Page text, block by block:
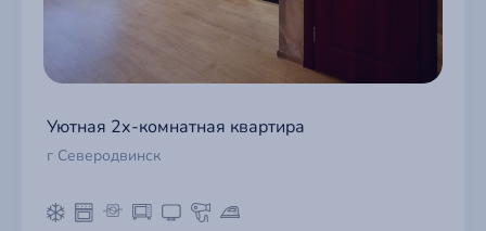
Уютная 2х-комнатная квартира
г Северодвинск